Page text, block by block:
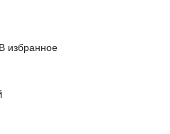
В избранное